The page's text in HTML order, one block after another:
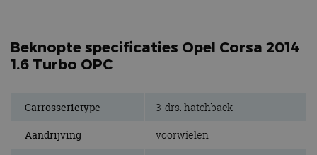
Beknopte specificaties Opel Corsa 2014
1.6 Turbo OPC
Carrosserietype 3-drs. hatchback
Aandrijving voorwielen